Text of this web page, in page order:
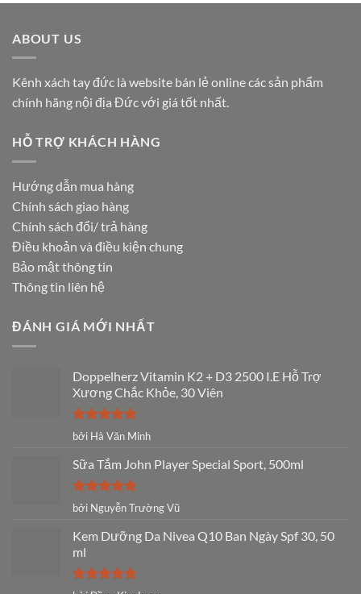
ABOUT US
Kênh xách tay đức là website bán lẻ online các sản phẩm
chính hãng nội địa Đức với giá tốt nhất.
HỖ TRỢ KHÁCH HÀNG
Hướng dẫn mua hàng
Chính sách giao hàng
Chính sách đổi/ trả hàng
Điều khoản và điều kiện chung
Bảo mật thông tin
Thông tin liên hệ
ĐÁNH GIÁ MỚI NHẤT
Doppelherz Vitamin K2 + D3 2500 I.E Hỗ Trợ
Xương Chắc Khỏe, 30 Viên
Được xếp
sao
bởi Hà Văn Minh
Sữa Tắm John Player Special Sport, 500ml
Được xếp
hạng
5
sao
bởi Nguyễn Trường Vũ
Kem Dưỡng Da Nivea Q10 Ban Ngày Spf 30, 50
ml